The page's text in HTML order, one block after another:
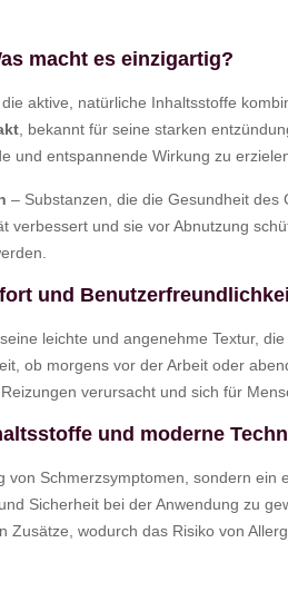
macht es einzigartig?
aktive, natürliche Inhaltsstoffe
, bekannt für seine starken
und entspannende Wirkung zu
– Substanzen, die die Gesundheit
verbessert und sie vor Abnutzung
und
leichte und angenehme Textur,
ob morgens vor der Arbeit oder
verursacht und sich für
und moderne
Schmerzsymptomen, sondern
Sicherheit bei der Anwendung zu
wodurch das Risiko von